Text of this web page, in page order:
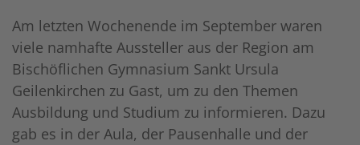
Am letzten Wochenende im September waren
viele namhafte Aussteller aus der Region am
Bischöflichen Gymnasium Sankt Ursula
Geilenkirchen zu Gast, um zu den Themen
Ausbildung und Studium zu informieren. Dazu
gab es in der Aula, der Pausenhalle und der